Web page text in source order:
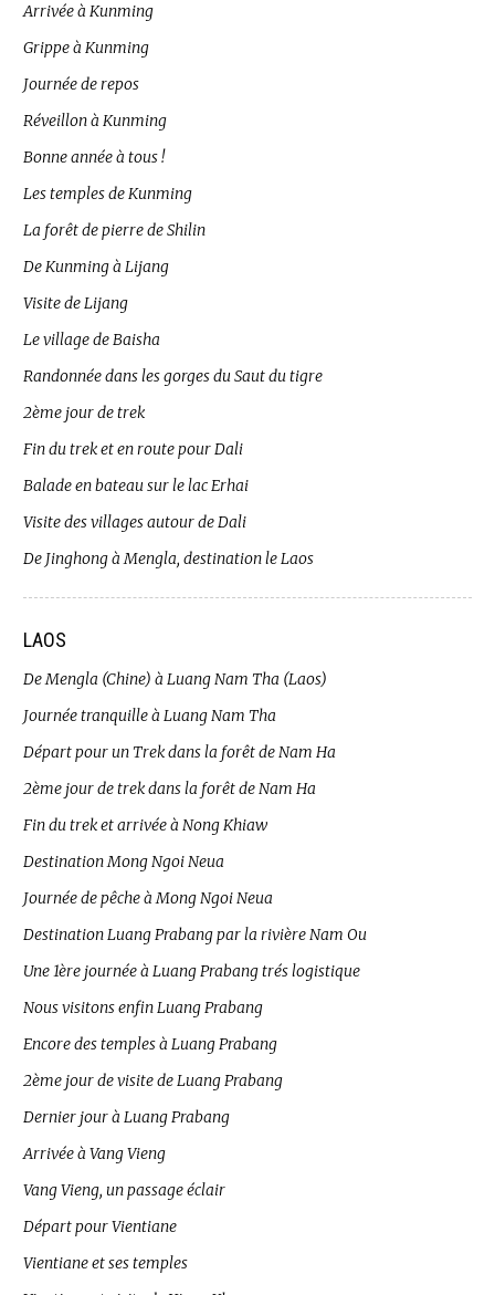
Arrivée à Kunming
Grippe à Kunming
Journée de repos
Réveillon à Kunming
Bonne année à tous !
Les temples de Kunming
La forêt de pierre de Shilin
De Kunming à Lijang
Visite de Lijang
Le village de Baisha
Randonnée dans les gorges du Saut du tigre
2ème jour de trek
Fin du trek et en route pour Dali
Balade en bateau sur le lac Erhai
Visite des villages autour de Dali
De Jinghong à Mengla, destination le Laos
LAOS
De Mengla (Chine) à Luang Nam Tha (Laos)
Journée tranquille à Luang Nam Tha
Départ pour un Trek dans la forêt de Nam Ha
2ème jour de trek dans la forêt de Nam Ha
Fin du trek et arrivée à Nong Khiaw
Destination Mong Ngoi Neua
Journée de pêche à Mong Ngoi Neua
Destination Luang Prabang par la rivière Nam Ou
Une 1ère journée à Luang Prabang trés logistique
Nous visitons enfin Luang Prabang
Encore des temples à Luang Prabang
2ème jour de visite de Luang Prabang
Dernier jour à Luang Prabang
Arrivée à Vang Vieng
Vang Vieng, un passage éclair
Départ pour Vientiane
Vientiane et ses temples